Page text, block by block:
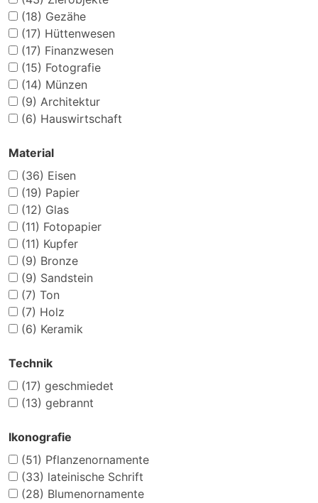
(18) Gezähe
(17) Hüttenwesen
(17) Finanzwesen
(15) Fotografie
(14) Münzen
(9) Architektur
(6) Hauswirtschaft
Material
(36) Eisen
(19) Papier
(12) Glas
(11) Fotopapier
(11) Kupfer
(9) Bronze
(9) Sandstein
(7) Ton
(7) Holz
(6) Keramik
Technik
(17) geschmiedet
(13) gebrannt
Ikonografie
(51) Pflanzenornamente
(33) lateinische Schrift
(28) Blumenornamente